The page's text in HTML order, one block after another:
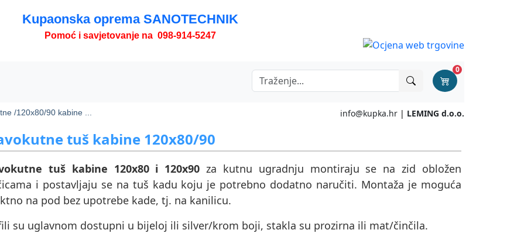
Kupaonska oprema SANOTECHNIK
Pomoć i savjetovanje na 098-914-5247
0
/120x80/90 kabine ... info@kupka.hr | LEMING d.o.o.
tuš kabine 120x80/90
tuš kabine 120x80 i 120x90 za kutnu ugradnju montiraju se na zid obložen
i postavljaju se na tuš kadu koju je potrebno dodatno naručiti. Montaža je moguća
na pod bez upotrebe kade, tj. na kanilicu.
su uglavnom dostupni u bijeloj ili silver/krom boji, stakla su prozirna ili mat/činčila.